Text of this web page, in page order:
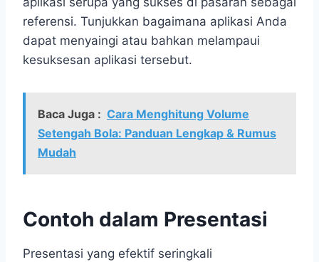
referensi. Tunjukkan bagaimana aplikasi Anda
dapat menyaingi atau bahkan melampaui
kesuksesan aplikasi tersebut.
Baca Juga : Cara Menghitung Volume
Setengah Bola: Panduan Lengkap & Rumus
Mudah
Contoh dalam Presentasi
Presentasi yang efektif seringkali